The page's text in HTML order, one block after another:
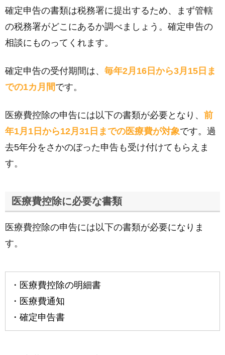
確定申告の書類は税務署に提出するため、まず管轄
の税務署がどこにあるか調べましょう。確定申告の
相談にものってくれます。
確定申告の受付期間は、 毎年2月16日から3月15日ま
での1カ月間です。
医療費控除の申告には以下の書類が必要となり、 前
年1月1日から12月31日までの医療費が対象です。過
去5年分をさかのぼった申告も受け付けてもらえま
す。
医療費控除に必要な書類
医療費控除の申告には以下の書類が必要になりま
す。
・医療費控除の明細書
・医療費通知
・確定申告書